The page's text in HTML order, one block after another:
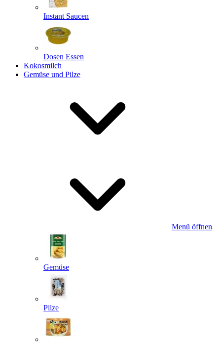
Instant Saucen
Dosen Essen
Kokosmilch
Gemüse und Pilze
Menü öffnen
Gemüse
Pilze